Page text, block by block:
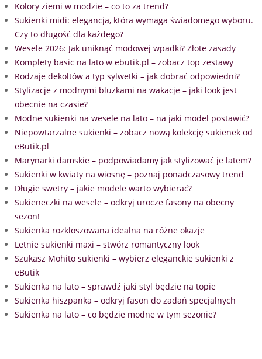
Kolory ziemi w modzie – co to za trend?
Sukienki midi: elegancja, która wymaga świadomego wyboru.
Czy to długość dla każdego?
Wesele 2026: Jak uniknąć modowej wpadki? Złote zasady
Komplety basic na lato w ebutik.pl – zobacz top zestawy
Rodzaje dekoltów a typ sylwetki – jak dobrać odpowiedni?
Stylizacje z modnymi bluzkami na wakacje – jaki look jest
obecnie na czasie?
Modne sukienki na wesele na lato – na jaki model postawić?
Niepowtarzalne sukienki – zobacz nową kolekcję sukienek od
eButik.pl
Marynarki damskie – podpowiadamy jak stylizować je latem?
Sukienki w kwiaty na wiosnę – poznaj ponadczasowy trend
Długie swetry – jakie modele warto wybierać?
Sukieneczki na wesele – odkryj urocze fasony na obecny
sezon!
Sukienka rozkloszowana idealna na różne okazje
Letnie sukienki maxi – stwórz romantyczny look
Szukasz Mohito sukienki – wybierz eleganckie sukienki z
eButik
Sukienka na lato – sprawdź jaki styl będzie na topie
Sukienka hiszpanka – odkryj fason do zadań specjalnych
Sukienka na lato – co będzie modne w tym sezonie?